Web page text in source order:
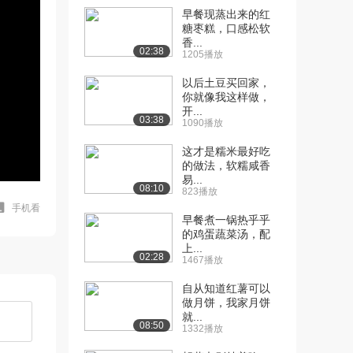
手机看
02:38
早餐现蒸出来的红
糖枣糕，口感松软
香...
1205播放
03:38
以后土豆买回家，
你就像我这样做，
开...
1090播放
08:10
这才是糯米最好吃
的做法，软糯咸香
易...
823播放
02:28
早餐煮一锅热乎乎
的鸡蛋蔬菜汤，配
上...
1467播放
08:50
自从知道红薯可以
做月饼，我家月饼
就...
1332播放